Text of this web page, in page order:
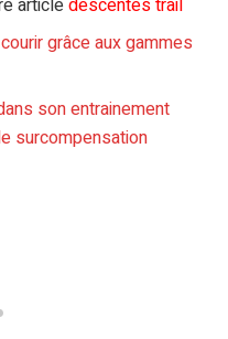
articledescentes trail
grâce aux gammes
son entrainement
surcompensation